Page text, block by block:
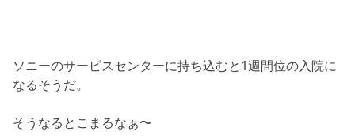
ソニーのサービスセンターに持ち込むと1週間位の入院に
なるそうだ。
そうなるとこまるなぁ〜